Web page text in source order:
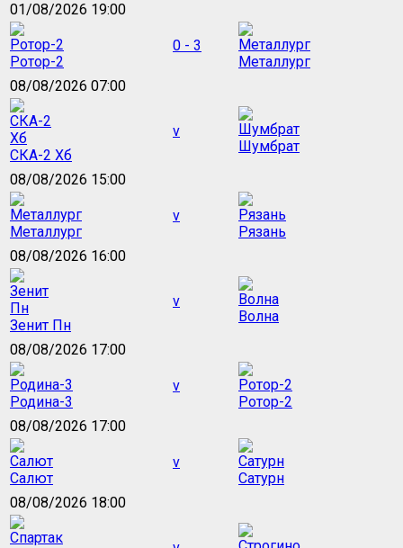
01/08/2026 19:00
Ротор-2
0 - 3
Металлург
08/08/2026 07:00
СКА-2 Хб
v
Шумбрат
08/08/2026 15:00
Металлург
v
Рязань
08/08/2026 16:00
Зенит Пн
v
Волна
08/08/2026 17:00
Родина-3
v
Ротор-2
08/08/2026 17:00
Салют
v
Сатурн
08/08/2026 18:00